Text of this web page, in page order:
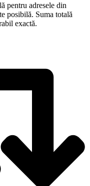
pentru adresele din
posibilă. Suma totală
exactă.